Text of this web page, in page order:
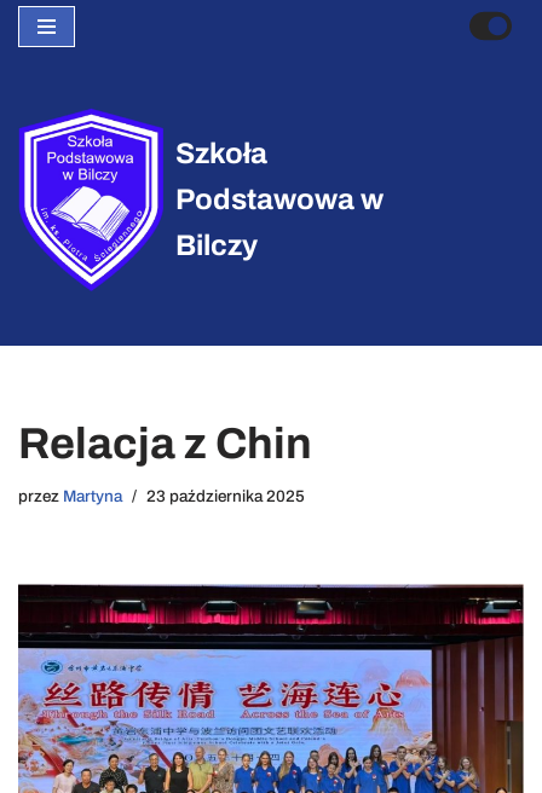
treści
Szkoła
Podstawowa w
Bilczy
Relacja z Chin
przez Martyna 23 października 2025